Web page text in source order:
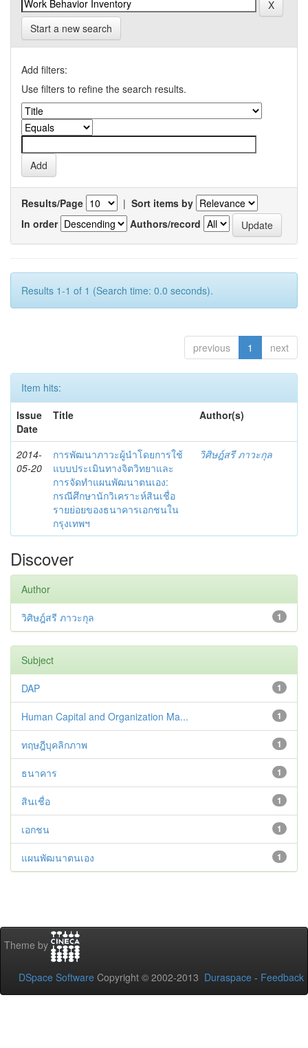
Start a new search
Add filters:
Use filters to refine the search results.
Results/Page | Sort items by
In order
Authors/record
Results 1-1 of 1 (Search time: 0.0 seconds).
previous 1 next
Item hits:
Issue
Date
Title Author(s)
2014-
05-20
การพัฒนาภาวะผู้นำโดยการใช้
แบบประเมินทางจิตวิทยาและ
การจัดทำแผนพัฒนาตนเอง:
กรณีศึกษานักวิเคราะห์สินเชื่อ
รายย่อยของธนาคารเอกชนใน
กรุงเทพฯ
วิศิษฎ์สรี ภาวะกุล
Discover
Author
1
วิศิษฎ์สรี ภาวะกุล
Subject
1
DAP
1
Human Capital and Organization Ma...
1
ทฤษฎีบุคลิกภาพ
1
ธนาคาร
1
สินเชื่อ
1
เอกชน
1
แผนพัฒนาตนเอง
Theme by
DSpace Software Copyright © 2002-2013 Duraspace - Feedback